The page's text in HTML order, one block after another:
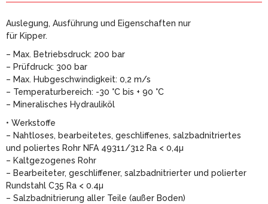
Auslegung, Ausführung und Eigenschaften nur
für Kipper.
– Max. Betriebsdruck: 200 bar
– Prüfdruck: 300 bar
– Max. Hubgeschwindigkeit: 0,2 m/s
– Temperaturbereich: -30 °C bis + 90 °C
– Mineralisches Hydrauliköl
• Werkstoffe
– Nahtloses, bearbeitetes, geschliffenes, salzbadnitriertes
und poliertes Rohr NFA 49311/312 Ra < 0,4µ
– Kaltgezogenes Rohr
– Bearbeiteter, geschliffener, salzbadnitrierter und polierter
Rundstahl C35 Ra < 0.4µ
– Salzbadnitrierung aller Teile (außer Boden)